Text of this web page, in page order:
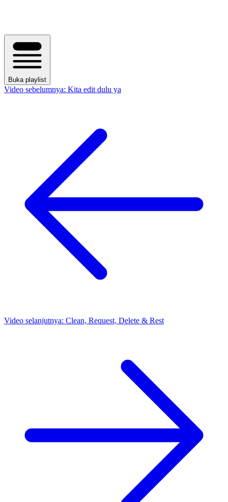
Buka playlist
Video sebelumnya: Kita edit dulu ya
Video selanjutnya: Clean, Request, Delete & Rest